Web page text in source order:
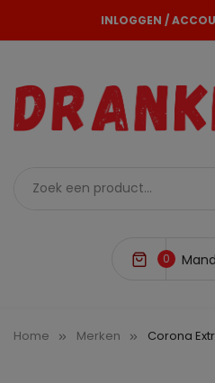
INLOGGEN /
0
Home Merken Corona